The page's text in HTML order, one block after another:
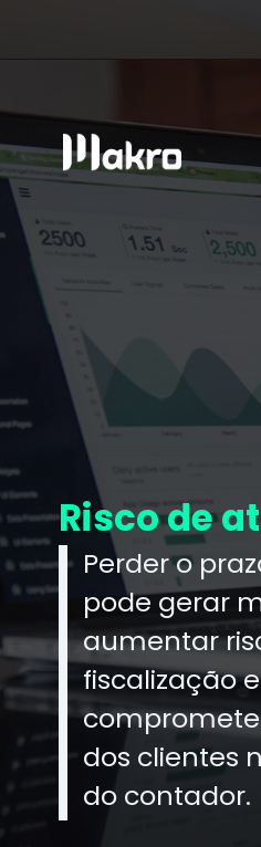
Risco de
Perder o
pode gerar
aumentar
fiscalização e
dos clientes
do contador.